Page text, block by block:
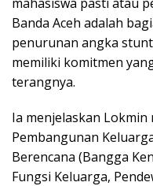
Banda Aceh adalah
penurunan angka
memiliki komitmen
terangnya.
Ia menjelaskan
Pembangunan
Berencana (Bangga
Fungsi Keluarga,